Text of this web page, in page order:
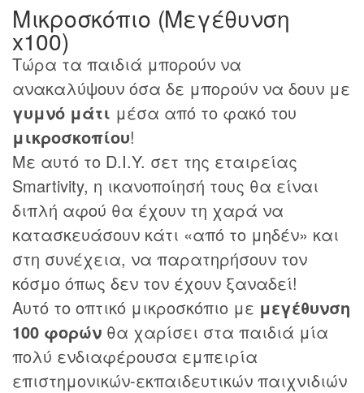
Μικροσκόπιο (Μεγέθυνση
x100)
Τώρα τα παιδιά μπορούν να
ανακαλύψουν όσα δε μπορούν να δουν με
γυμνό μάτι μέσα από το φακό του
μικροσκοπίου!
Με αυτό το D.I.Y. σετ της εταιρείας
Smartivity, η ικανοποίησή τους θα είναι
διπλή αφού θα έχουν τη χαρά να
κατασκευάσουν κάτι «από το μηδέν» και
στη συνέχεια, να παρατηρήσουν τον
κόσμο όπως δεν τον έχουν ξαναδεί!
Αυτό το οπτικό μικροσκόπιο με μεγέθυνση
100 φορών θα χαρίσει στα παιδιά μία
πολύ ενδιαφέρουσα εμπειρία
επιστημονικών-εκπαιδευτικών παιχνιδιών